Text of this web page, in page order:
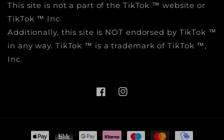
This site is not a part of the TikTok ™ website or
TikTok ™ Inc.
Additionally, this site is NOT endorsed by TikTok ™
in any way. TikTok ™ is a trademark of TikTok ™,
Inc.
FacebookInstagram
Zahlungsmethoden